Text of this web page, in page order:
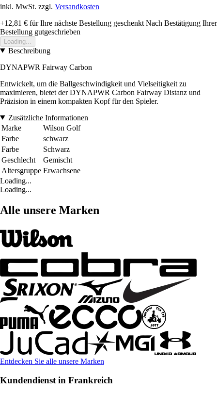
inkl. MwSt. zzgl. Versandkosten
+12,81 € für Ihre nächste Bestellung geschenkt Nach Bestätigung Ihrer
Bestellung gutgeschrieben
Loading...
Beschreibung
DYNAPWR Fairway Carbon
Entwickelt, um die Ballgeschwindigkeit und Vielseitigkeit zu
maximieren, bietet der DYNAPWR Carbon Fairway Distanz und
Präzision in einem kompakten Kopf für den Spieler.
Zusätzliche Informationen
Marke
Wilson Golf
Farbe
schwarz
Farbe
Schwarz
Geschlecht
Gemischt
Altersgruppe Erwachsene
Loading...
Loading...
Alle unsere Marken
Entdecken Sie alle unsere Marken
Kundendienst in Frankreich